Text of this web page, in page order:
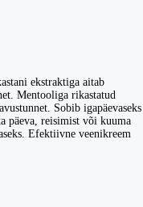
ekstraktiga aitab
Mentooliga rikastatud
Sobib igapäevaseks
päeva, reisimist või kuuma
Efektiivne veenikreem